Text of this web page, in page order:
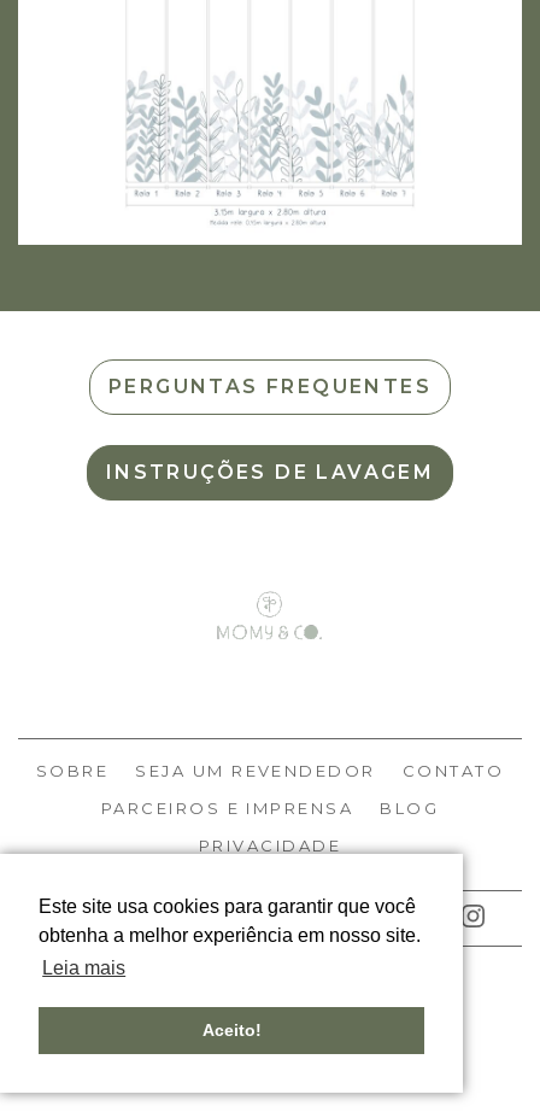
Este site usa cookies para garantir que você
obtenha a melhor experiência em nosso site.
Leia mais
Aceito!
PERGUNTAS FREQUENTES
INSTRUÇÕES DE LAVAGEM
SOBRE SEJA UM REVENDEDOR
CONTATO
PARCEIROS E IMPRENSA
BLOG
PRIVACIDADE
ACOMPANHE NOSSAS REDES
DESIGNED BY